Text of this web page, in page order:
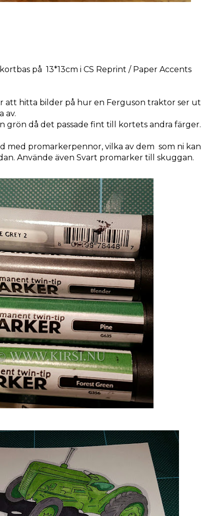
på 13*13cm i CS Reprint / Paper Accents
att hitta bilder på hur en Ferguson traktor ser ut
av.
grön då det passade fint till kortets andra färger.
med promarkerpennor, vilka av dem som ni kan
Använde även Svart promarker till skuggan.